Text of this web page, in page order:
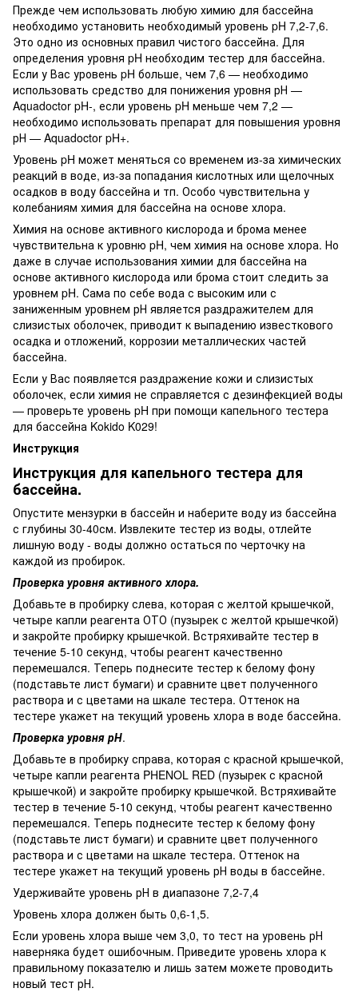
Прежде чем использовать любую химию для бассейна
необходимо установить необходимый уровень pH 7,2-7,6.
Это одно из основных правил чистого бассейна. Для
определения уровня pH необходим тестер для бассейна.
Если у Вас уровень pH больше, чем 7,6 — необходимо
использовать средство для понижения уровня рН —
Aquadoctor pH-, если уровень pH меньше чем 7,2 —
необходимо использовать препарат для повышения уровня
рН — Aquadoctor pH+.
Уровень pH может меняться со временем из-за химических
реакций в воде, из-за попадания кислотных или щелочных
осадков в воду бассейна и тп. Особо чувствительна у
колебаниям химия для бассейна на основе хлора.
Химия на основе активного кислорода и брома менее
чувствительна к уровню pH, чем химия на основе хлора. Но
даже в случае использования химии для бассейна на
основе активного кислорода или брома стоит следить за
уровнем pH. Сама по себе вода с высоким или с
заниженным уровнем рН является раздражителем для
слизистых оболочек, приводит к выпадению известкового
осадка и отложений, коррозии металлических частей
бассейна.
Если у Вас появляется раздражение кожи и слизистых
оболочек, если химия не справляется с дезинфекцией воды
— проверьте уровень pH при помощи капельного тестера
для бассейна Kokido K029!
Инструкция
Инструкция для капельного тестера для
бассейна.
Опустите мензурки в бассейн и наберите воду из бассейна
с глубины 30-40см. Извлеките тестер из воды, отлейте
лишную воду - воды должно остаться по черточку на
каждой из пробирок.
Проверка уровня активного хлора.
Добавьте в пробирку слева, которая с желтой крышечкой,
четыре капли реагента ОТО (пузырек с желтой крышечкой)
и закройте пробирку крышечкой. Встряхивайте тестер в
течение 5-10 секунд, чтобы реагент качественно
перемешался. Теперь поднесите тестер к белому фону
(подставьте лист бумаги) и сравните цвет полученного
раствора и с цветами на шкале тестера. Оттенок на
тестере укажет на текущий уровень хлора в воде бассейна.
Проверка уровня рН.
Добавьте в пробирку справа, которая с красной крышечкой,
четыре капли реагента PHENOL RED (пузырек с красной
крышечкой) и закройте пробирку крышечкой. Встряхивайте
тестер в течение 5-10 секунд, чтобы реагент качественно
перемешался. Теперь поднесите тестер к белому фону
(подставьте лист бумаги) и сравните цвет полученного
раствора и с цветами на шкале тестера. Оттенок на
тестере укажет на текущий уровень рН воды в бассейне.
Удерживайте уровень рН в диапазоне 7,2-7,4
Уровень хлора должен быть 0,6-1,5.
Если уровень хлора выше чем 3,0, то тест на уровень рН
наверняка будет ошибочным. Приведите уровень хлора к
правильному показателю и лишь затем можете проводить
новый тест рН.